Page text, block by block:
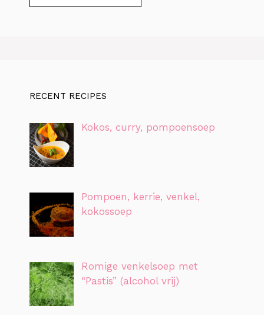
RECENT RECIPES
Kokos, curry, pompoensoep
Pompoen, kerrie, venkel,
kokossoep
Romige venkelsoep met
“Pastis” (alcohol vrij)